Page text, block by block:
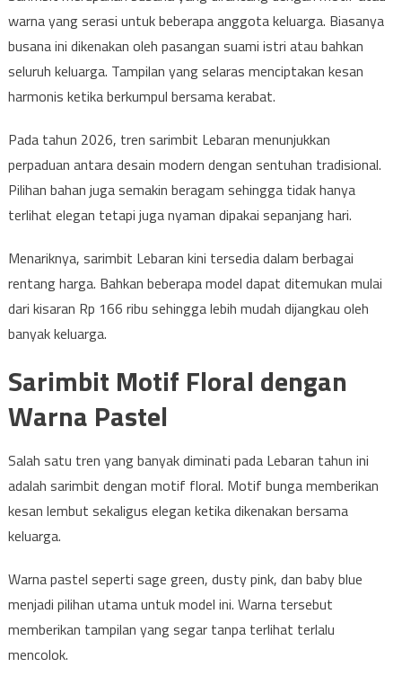
warna yang serasi untuk beberapa anggota keluarga. Biasanya
busana ini dikenakan oleh pasangan suami istri atau bahkan
seluruh keluarga. Tampilan yang selaras menciptakan kesan
harmonis ketika berkumpul bersama kerabat.
Pada tahun 2026, tren sarimbit Lebaran menunjukkan
perpaduan antara desain modern dengan sentuhan tradisional.
Pilihan bahan juga semakin beragam sehingga tidak hanya
terlihat elegan tetapi juga nyaman dipakai sepanjang hari.
Menariknya, sarimbit Lebaran kini tersedia dalam berbagai
rentang harga. Bahkan beberapa model dapat ditemukan mulai
dari kisaran Rp 166 ribu sehingga lebih mudah dijangkau oleh
banyak keluarga.
Sarimbit Motif Floral dengan
Warna Pastel
Salah satu tren yang banyak diminati pada Lebaran tahun ini
adalah sarimbit dengan motif floral. Motif bunga memberikan
kesan lembut sekaligus elegan ketika dikenakan bersama
keluarga.
Warna pastel seperti sage green, dusty pink, dan baby blue
menjadi pilihan utama untuk model ini. Warna tersebut
memberikan tampilan yang segar tanpa terlihat terlalu
mencolok.